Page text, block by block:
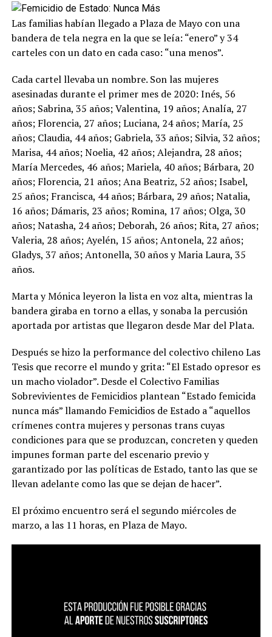
Las familias habían llegado a Plaza de Mayo con una
bandera de tela negra en la que se leía: “enero” y 34
carteles con un dato en cada caso: “una menos”.
Cada cartel llevaba un nombre. Son las mujeres
asesinadas durante el primer mes de 2020: Inés, 56
años; Sabrina, 35 años; Valentina, 19 años; Analía, 27
años; Florencia, 27 años; Luciana, 24 años; María, 25
años; Claudia, 44 años; Gabriela, 33 años; Silvia, 32 años;
Marisa, 44 años; Noelia, 42 años; Alejandra, 28 años;
María Mercedes, 46 años; Mariela, 40 años; Bárbara, 20
años; Florencia, 21 años; Ana Beatriz, 52 años; Isabel,
25 años; Francisca, 44 años; Bárbara, 29 años; Natalia,
16 años; Dámaris, 23 años; Romina, 17 años; Olga, 30
años; Natasha, 24 años; Deborah, 26 años; Rita, 27 años;
Valeria, 28 años; Ayelén, 15 años; Antonela, 22 años;
Gladys, 37 años; Antonella, 30 años y Maria Laura, 35
años.
Marta y Mónica leyeron la lista en voz alta, mientras la
bandera giraba en torno a ellas, y sonaba la percusión
aportada por artistas que llegaron desde Mar del Plata.
Después se hizo la performance del colectivo chileno Las
Tesis que recorre el mundo y grita: “El Estado opresor es
un macho violador”. Desde el Colectivo Familias
Sobrevivientes de Femicidios plantean “Estado femicida
nunca más” llamando Femicidios de Estado a “aquellos
crímenes contra mujeres y personas trans cuyas
condiciones para que se produzcan, concreten y queden
impunes forman parte del escenario previo y
garantizado por las políticas de Estado, tanto las que se
llevan adelante como las que se dejan de hacer”.
El próximo encuentro será el segundo miércoles de
marzo, a las 11 horas, en Plaza de Mayo.